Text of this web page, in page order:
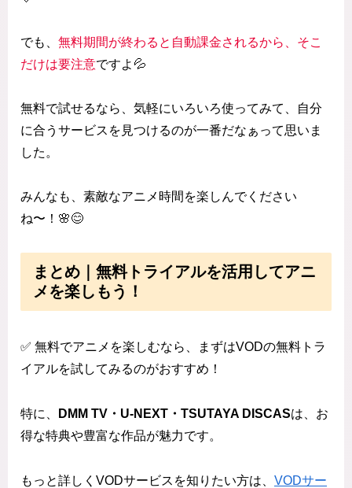
でも、 無料期間が終わると自動課金されるから、そこ
だけは要注意ですよ💦
無料で試せるなら、気軽にいろいろ使ってみて、自分
に合うサービスを見つけるのが一番だなぁって思いま
した。
みんなも、素敵なアニメ時間を楽しんでください
ね〜！🌸😊
まとめ｜無料トライアルを活用してアニ
メを楽しもう！
✅ 無料でアニメを楽しむなら、まずはVODの無料トラ
イアルを試してみるのがおすすめ！
特に、 DMM TV・U-NEXT・TSUTAYA DISCASは、お
得な特典や豊富な作品が魅力です。
もっと詳しくVODサービスを知りたい方は、 VODサー